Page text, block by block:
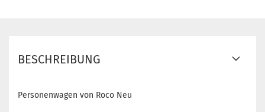
BESCHREIBUNG
Personenwagen von Roco Neu